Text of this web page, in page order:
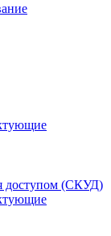
доступом (СКУД)